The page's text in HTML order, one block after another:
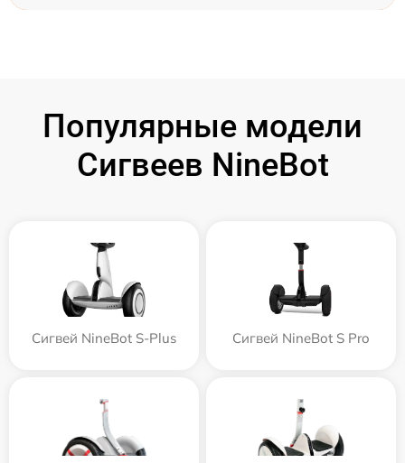
Популярные модели
Сигвеев NineBot
Сигвей NineBot S-Plus Сигвей NineBot S Pro